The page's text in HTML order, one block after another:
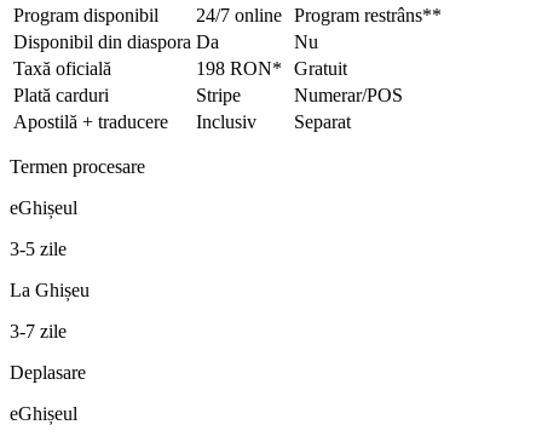
Program disponibil
24/7 online Program restrâns**
Disponibil din diaspora Da
Nu
Taxă oficială
198 RON*
Gratuit
Plată carduri
Stripe
Numerar/POS
Apostilă + traducere
Inclusiv Separat
Termen procesare
eGhișeul
3-5 zile
La Ghișeu
3-7 zile
Deplasare
eGhișeul